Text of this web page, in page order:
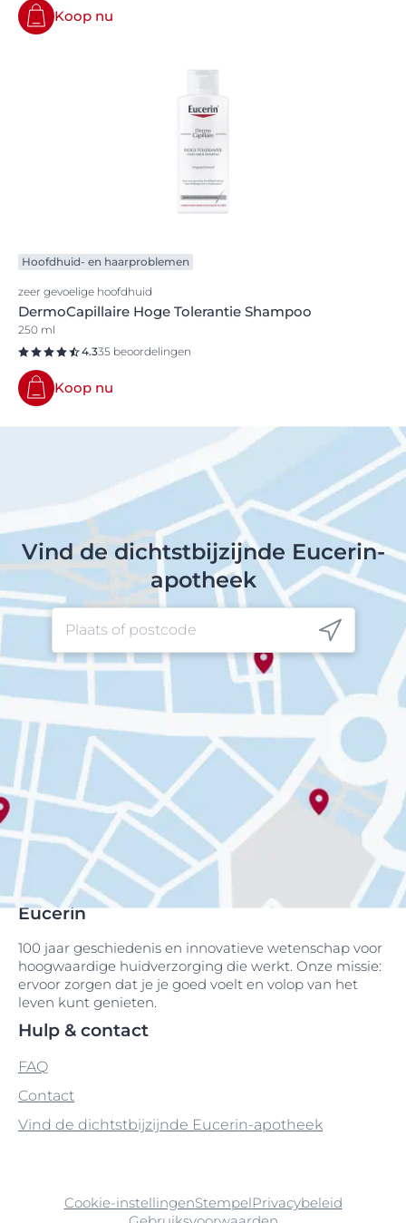
Koop nu
Hoofdhuid- en haarproblemen
zeer gevoelige hoofdhuid
DermoCapillaire Hoge Tolerantie Shampoo
250 ml
4.335 beoordelingen
Koop nu
Vind de dichtstbijzijnde Eucerin-
apotheek
Eucerin
100 jaar geschiedenis en innovatieve wetenschap voor
hoogwaardige huidverzorging die werkt. Onze missie:
ervoor zorgen dat je je goed voelt en volop van het
leven kunt genieten.
Hulp & contact
FAQ
Contact
Vind de dichtstbijzijnde Eucerin-apotheek
Cookie-instellingenStempelPrivacybeleid